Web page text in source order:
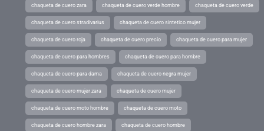
chaqueta de cuero zara chaqueta de cuero verde hombre chaqueta de cuero verde
chaqueta de cuero stradivarius chaqueta de cuero sintetico mujer
chaqueta de cuero roja chaqueta de cuero precio chaqueta de cuero para mujer
chaqueta de cuero para hombres chaqueta de cuero para hombre
chaqueta de cuero para dama chaqueta de cuero negra mujer
chaqueta de cuero mujer zara chaqueta de cuero mujer
chaqueta de cuero moto hombre chaqueta de cuero moto
chaqueta de cuero hombre zara chaqueta de cuero hombre